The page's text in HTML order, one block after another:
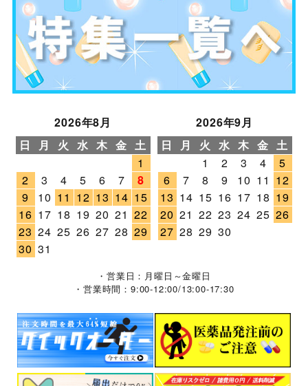
2026年8月
日
月 火 水 木 金 土
1
2
3 4 5 6 7
8
9
10 11 12 13 14 15
16 17 18 19 20 21 22
23 24 25 26 27 28 29
30 31
2026年9月
日
月 火 水 木 金 土
1
2 3 4
5
6
7 8 9 10 11 12
13 14 15 16 17 18 19
20 21 22 23 24 25 26
27 28 29 30
・営業日：月曜日～金曜日
・営業時間：9:00-12:00/13:00-17:30